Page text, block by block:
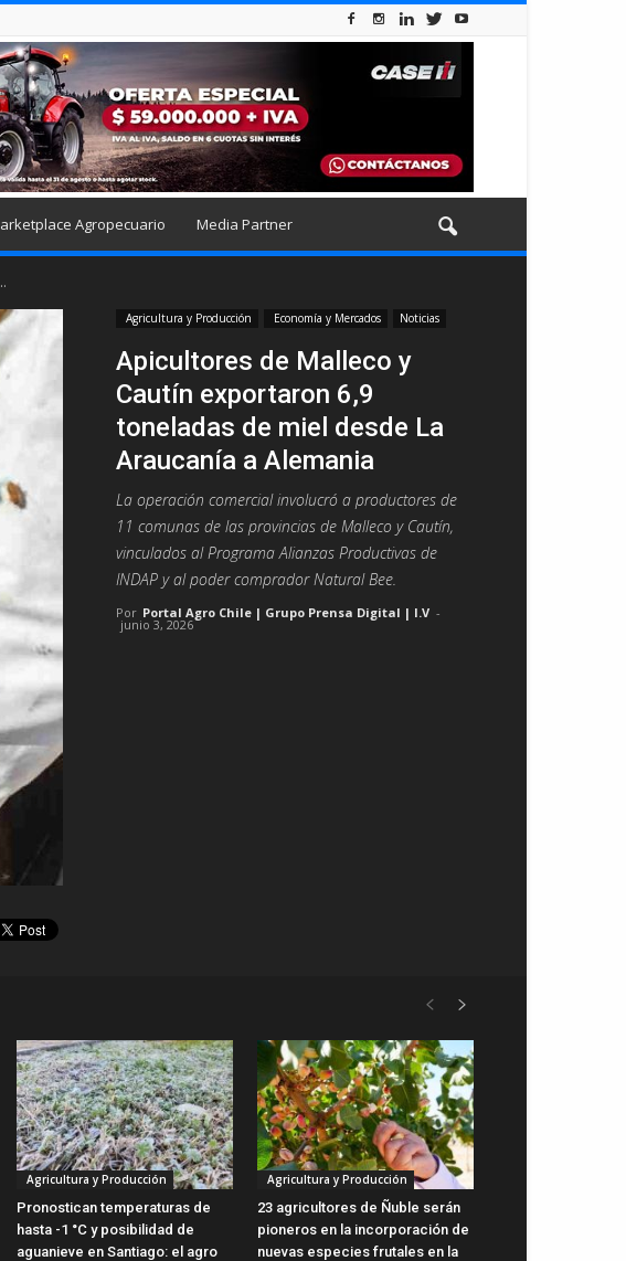
Agropecuario Media Partner
Agricultura y Producción Economía y Mercados Noticias
Apicultores de Malleco y
Cautín exportaron 6,9
toneladas de miel desde La
Araucanía a Alemania
La operación comercial involucró a productores de
11 comunas de las provincias de Malleco y Cautín,
vinculados al Programa Alianzas Productivas de
INDAP y al poder comprador Natural Bee.
Por Portal Agro Chile | Grupo Prensa Digital | I.V -
junio 3, 2026
Agricultura y Producción
Pronostican temperaturas de
hasta -1 °C y posibilidad de
aguanieve en Santiago: el agro
Agricultura y Producción
23 agricultores de Ñuble serán
pioneros en la incorporación de
nuevas especies frutales en la